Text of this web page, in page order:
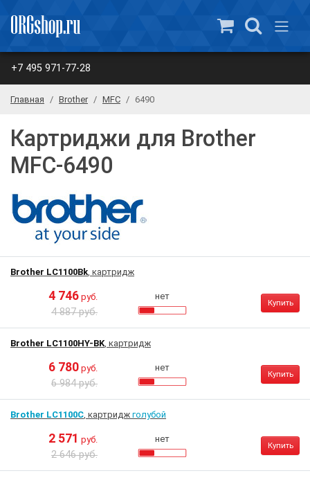
+7 495 971-77-28
Главная Brother MFC 6490
Картриджи для Brother
MFC-6490
Brother LC1100Bk, картридж
4 746 руб.
4 887 руб.
нет
Купить
Brother LC1100HY-BK, картридж
6 780 руб.
6 984 руб.
нет
Купить
Brother LC1100C, картридж голубой
2 571 руб.
2 646 руб.
нет
Купить